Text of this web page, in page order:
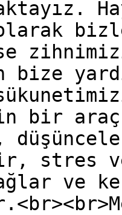
bir
stres
ve